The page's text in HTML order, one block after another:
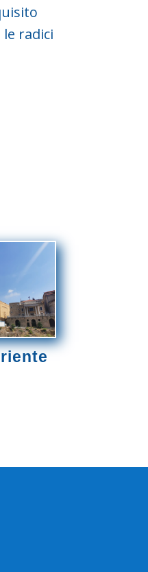
radici